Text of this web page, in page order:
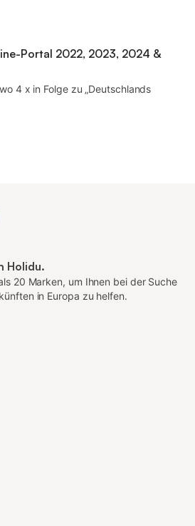
Portal 2022, 2023, 2024 &
4 x in Folge zu „Deutschlands
Holidu.
20 Marken, um Ihnen bei der Suche
in Europa zu helfen.